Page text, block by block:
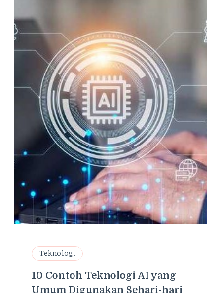
Teknologi
10 Contoh Teknologi AI yang
Umum Digunakan Sehari-hari